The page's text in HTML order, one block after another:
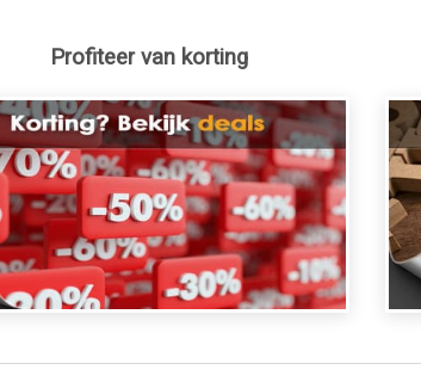
Profiteer van korting